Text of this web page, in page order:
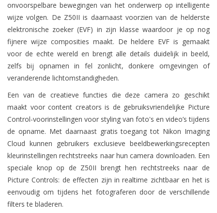
onvoorspelbare bewegingen van het onderwerp op intelligente
wijze volgen. De Z50II is daarnaast voorzien van de helderste
elektronische zoeker (EVF) in zijn klasse waardoor je op nog
fijnere wijze composities maakt. De heldere EVF is gemaakt
voor de echte wereld en brengt alle details duidelijk in beeld,
zelfs bij opnamen in fel zonlicht, donkere omgevingen of
veranderende lichtomstandigheden.
Een van de creatieve functies die deze camera zo geschikt
maakt voor content creators is de gebruiksvriendelijke Picture
Control-voorinstellingen voor styling van foto's en video’s tijdens
de opname. Met daarnaast gratis toegang tot Nikon Imaging
Cloud kunnen gebruikers exclusieve beeldbewerkingsrecepten
kleurinstellingen rechtstreeks naar hun camera downloaden. Een
speciale knop op de Z50II brengt hen rechtstreeks naar de
Picture Controls: de effecten zijn in realtime zichtbaar en het is
eenvoudig om tijdens het fotograferen door de verschillende
filters te bladeren.